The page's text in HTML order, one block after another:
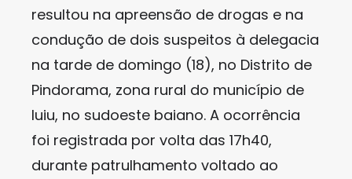
resultou na apreensão de drogas e na
condução de dois suspeitos à delegacia
na tarde de domingo (18), no Distrito de
Pindorama, zona rural do município de
Iuiu, no sudoeste baiano. A ocorrência
foi registrada por volta das 17h40,
durante patrulhamento voltado ao